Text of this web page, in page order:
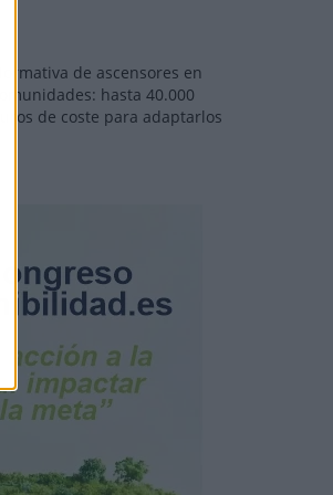
Normativa de ascensores en
comunidades: hasta 40.000
euros de coste para adaptarlos